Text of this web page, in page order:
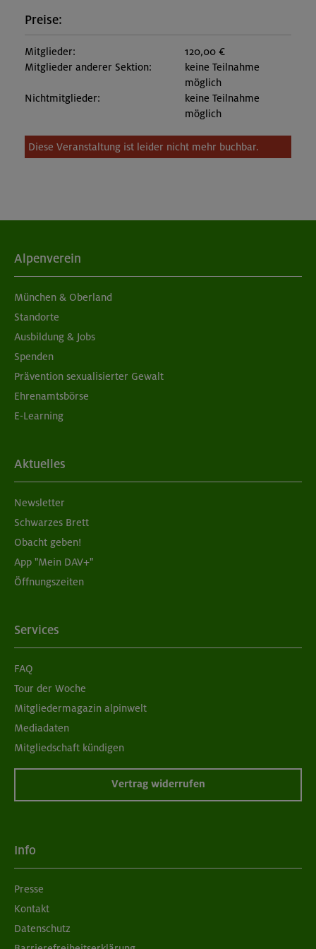
Preise:
Mitglieder:
120,00 €
Mitglieder anderer Sektion:
keine Teilnahme
möglich
Nichtmitglieder:
keine Teilnahme
möglich
Diese Veranstaltung ist leider nicht mehr buchbar.
Alpenverein
München & Oberland
Standorte
Ausbildung & Jobs
Spenden
Prävention sexualisierter Gewalt
Ehrenamtsbörse
E-Learning
Aktuelles
Newsletter
Schwarzes Brett
Obacht geben!
App "Mein DAV+"
Öffnungszeiten
Services
FAQ
Tour der Woche
Mitgliedermagazin alpinwelt
Mediadaten
Mitgliedschaft kündigen
Vertrag widerrufen
Info
Presse
Kontakt
Datenschutz